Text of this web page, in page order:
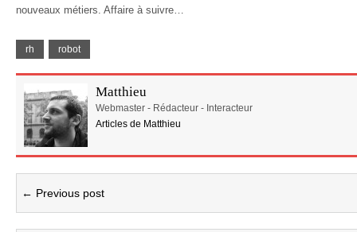
nouveaux métiers. Affaire à suivre…
rh robot
Matthieu
Webmaster - Rédacteur - Interacteur
Articles de Matthieu
← Previous post